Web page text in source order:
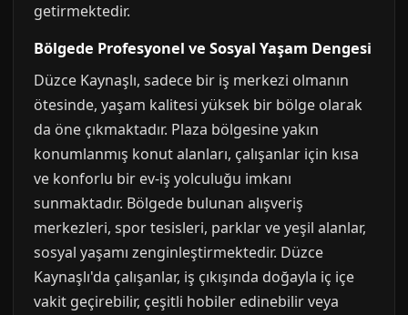
getirmektedir.
Bölgede Profesyonel ve Sosyal Yaşam Dengesi
Düzce Kaynaşlı, sadece bir iş merkezi olmanın
ötesinde, yaşam kalitesi yüksek bir bölge olarak
da öne çıkmaktadır. Plaza bölgesine yakın
konumlanmış konut alanları, çalışanlar için kısa
ve konforlu bir ev-iş yolculuğu imkanı
sunmaktadır. Bölgede bulunan alışveriş
merkezleri, spor tesisleri, parklar ve yeşil alanlar,
sosyal yaşamı zenginleştirmektedir. Düzce
Kaynaşlı'da çalışanlar, iş çıkışında doğayla iç içe
vakit geçirebilir, çeşitli hobiler edinebilir veya